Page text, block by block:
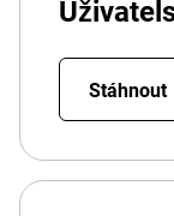
Stáhnout